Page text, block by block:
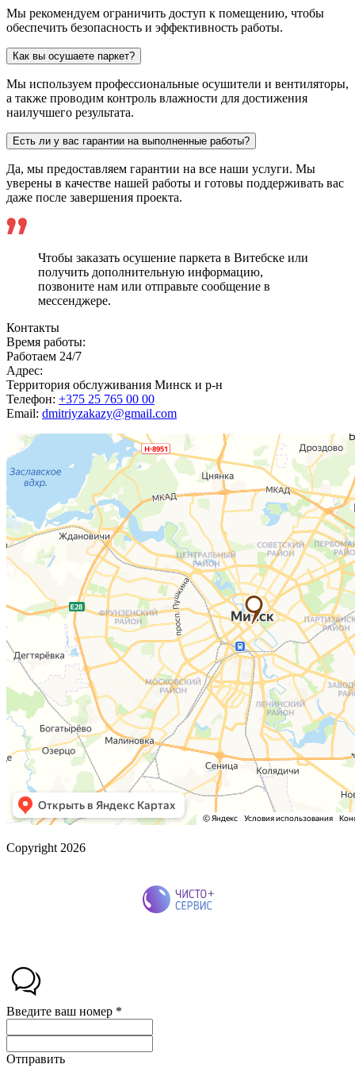
Мы рекомендуем ограничить доступ к помещению, чтобы
обеспечить безопасность и эффективность работы.
Как вы осушаете паркет?
Мы используем профессиональные осушители и вентиляторы,
а также проводим контроль влажности для достижения
наилучшего результата.
Есть ли у вас гарантии на выполненные работы?
Да, мы предоставляем гарантии на все наши услуги. Мы
уверены в качестве нашей работы и готовы поддерживать вас
даже после завершения проекта.
Чтобы заказать осушение паркета в Витебске или
получить дополнительную информацию,
позвоните нам или отправьте сообщение в
мессенджере.
Контакты
Время работы:
Работаем 24/7
Адрес:
Территория обслуживания Минск и р-н
Телефон: +375 25 765 00 00
Email: dmitriyzakazy@gmail.com
Copyright 2026
Введите ваш номер *
Отправить